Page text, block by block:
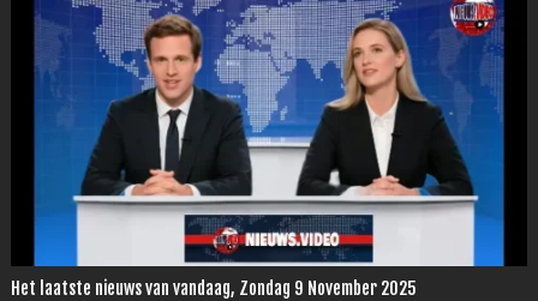
Het laatste nieuws van vandaag, Zondag 9 November 2025